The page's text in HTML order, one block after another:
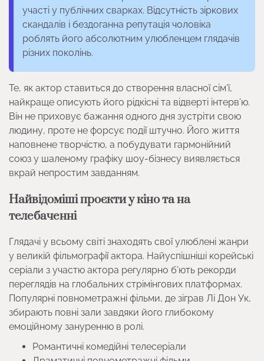
участі у публічних сварках. Відсутність зіркових
скандалів і бездоганна репутація чоловіка
роблять його абсолютним улюбленцем глядачів
різних поколінь.
Те, як актор ставиться до створення власної сім’ї,
найкраще описують його рідкісні та відверті інтерв’ю.
Він не приховує бажання одного дня зустріти свою
людину, проте не форсує події штучно. Його життя
наповнене творчістю, а побудувати гармонійний
союз у шаленому графіку шоу-бізнесу виявляється
вкрай непростим завданням.
Найвідоміші проєкти у кіно та на
телебаченні
Глядачі у всьому світі знаходять свої улюблені жанри
у великій фільмографії актора. Найуспішніші корейські
серіали з участю актора регулярно б’ють рекорди
переглядів на глобальних стрімінгових платформах.
Популярні повнометражні фільми, де зіграв Лі Дон Ук,
збирають повні зали завдяки його глибокому
емоційному зануренню в ролі.
Романтичні комедійні телесеріали